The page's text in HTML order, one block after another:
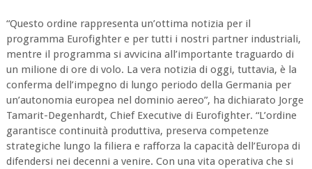
“Questo ordine rappresenta un’ottima notizia per il
programma Eurofighter e per tutti i nostri partner industriali,
mentre il programma si avvicina all’importante traguardo di
un milione di ore di volo. La vera notizia di oggi, tuttavia, è la
conferma dell’impegno di lungo periodo della Germania per
un’autonomia europea nel dominio aereo”, ha dichiarato Jorge
Tamarit-Degenhardt, Chief Executive di Eurofighter. “L’ordine
garantisce continuità produttiva, preserva competenze
strategiche lungo la filiera e rafforza la capacità dell’Europa di
difendersi nei decenni a venire. Con una vita operativa che si